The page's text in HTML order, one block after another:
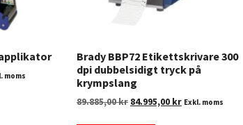
moms
Brady BBP72 Etikettskrivare 300
dpi dubbelsidigt tryck på
krympslang
89.885,00kr 84.995,00 kr Exkl. moms